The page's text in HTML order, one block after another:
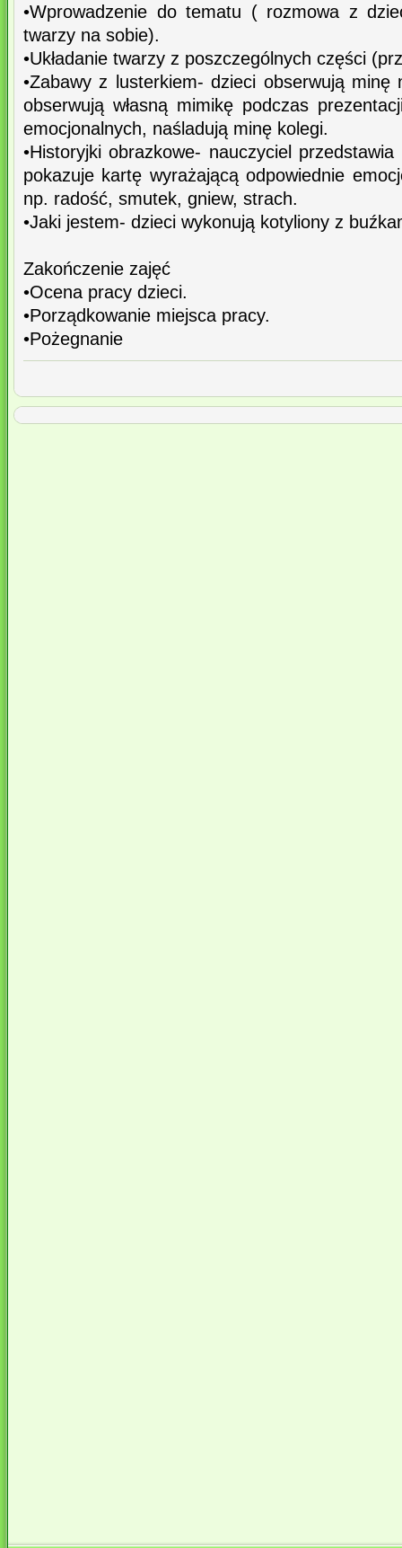
•Wprowadzenie do tematu ( rozmowa z
twarzy na sobie).
•Układanie twarzy z poszczególnych części
•Zabawy z lusterkiem- dzieci obserwują minę
obserwują własną mimikę podczas
emocjonalnych, naśladują minę kolegi.
•Historyjki obrazkowe- nauczyciel
pokazuje kartę wyrażającą odpowiednie
np. radość, smutek, gniew, strach.
•Jaki jestem- dzieci wykonują kotyliony z
Zakończenie zajęć
•Ocena pracy dzieci.
•Porządkowanie miejsca pracy.
•Pożegnanie